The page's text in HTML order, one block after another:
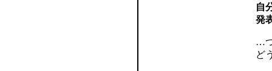
自
発
…
ど